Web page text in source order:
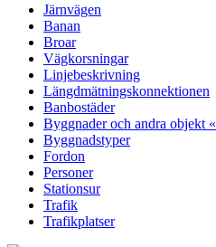
Järnvägen
Banan
Broar
Vägkorsningar
Linjebeskrivning
Längdmätningskonnektionen
Banbostäder
Byggnader och andra objekt «
Byggnadstyper
Fordon
Personer
Stationsur
Trafik
Trafikplatser